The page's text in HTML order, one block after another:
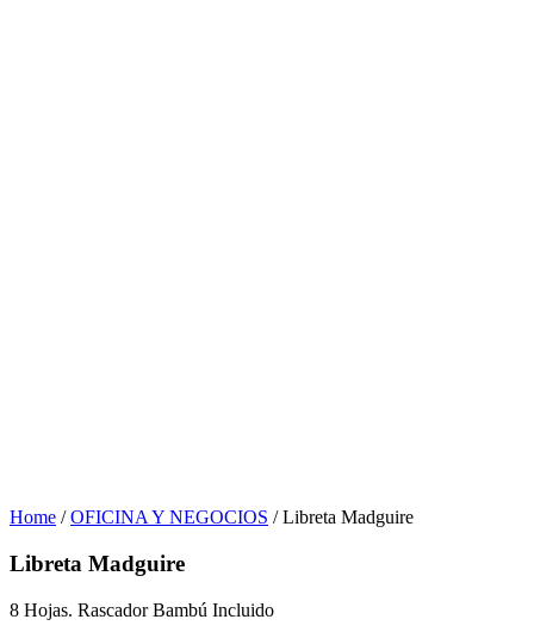
Home /OFICINA Y NEGOCIOS / Libreta Madguire
Libreta Madguire
8 Hojas. Rascador Bambú Incluido